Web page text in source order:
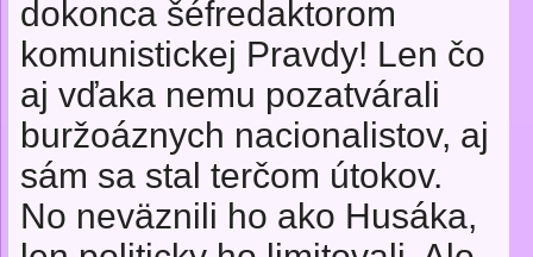
dokonca šéfredaktorom
komunistickej Pravdy! Len čo
aj vďaka nemu pozatvárali
buržoáznych nacionalistov, aj
sám sa stal terčom útokov.
No neväznili ho ako Husáka,